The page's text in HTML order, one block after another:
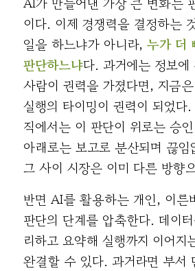
이다. 이제 경쟁력을 결정하는
일을 하느냐가 아니라, 누가 더
판단하느냐다. 과거에는 정보
사람이 권력을 가졌다면, 지금
실행의 타이밍이 권력이 되었다
직에서는 이 판단이 위로는 승
아래로는 보고로 분산되며 끊임
그 사이 시장은 이미 다른 방향
반면 AI를 활용하는 개인, 이른
판단의 단계를 압축한다. 데이
리하고 요약해 실행까지 이어지
완결할 수 있다. 과거라면 부서